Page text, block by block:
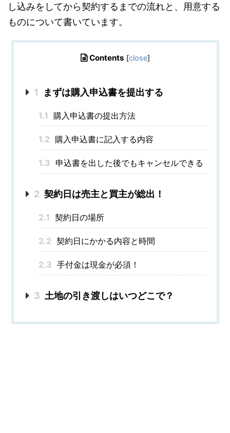
し込みをしてから契約するまでの流れと、用意する
ものについて書いています。
Contents [close]
1 まずは購入申込書を提出する
1.1 購入申込書の提出方法
1.2 購入申込書に記入する内容
1.3 申込書を出した後でもキャンセルできる
2 契約日は売主と買主が総出！
2.1 契約日の場所
2.2 契約日にかかる内容と時間
2.3 手付金は現金が必須！
3 土地の引き渡しはいつどこで？